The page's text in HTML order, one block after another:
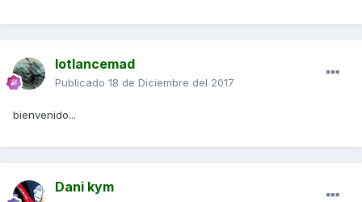
lotlancemad
Publicado 18 de Diciembre del 2017
bienvenido...
Dani kym